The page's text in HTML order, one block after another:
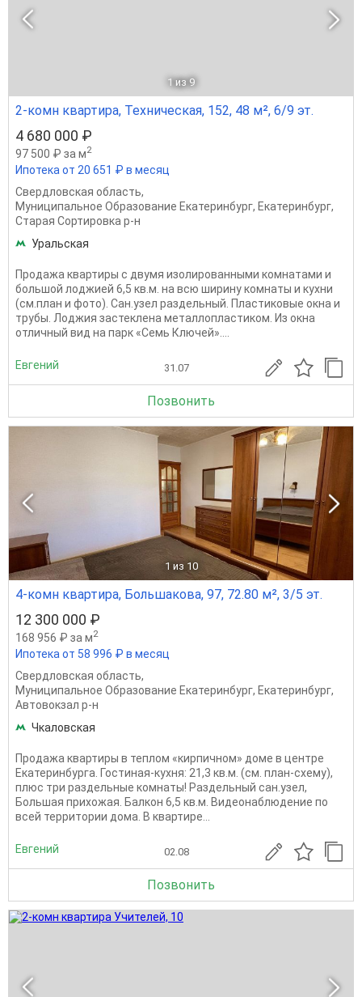
1 из 9
2-комн квартира, Техническая, 152, 48 м², 6/9 эт.
4 680 000 ₽
97 500 ₽ за м2
Ипотека от 20 651 ₽ в месяц
Свердловская область,
Муниципальное Образование Екатеринбург, Екатеринбург,
Старая Сортировка р-н
Уральская
Продажа квартиры с двумя изолированными комнатами и
большой лоджией 6,5 кв.м. на всю ширину комнаты и кухни
(см.план и фото). Сан.узел раздельный. Пластиковые окна и
трубы. Лоджия застеклена металлопластиком. Из окна
отличный вид на парк «Семь Ключей»....
Евгений 31.07
Позвонить
1 из 10
4-комн квартира, Большакова, 97, 72.80 м², 3/5 эт.
12 300 000 ₽
168 956 ₽ за м2
Ипотека от 58 996 ₽ в месяц
Свердловская область,
Муниципальное Образование Екатеринбург, Екатеринбург,
Автовокзал р-н
Чкаловская
Продажа квартиры в теплом «кирпичном» доме в центре
Екатеринбурга. Гостиная-кухня: 21,3 кв.м. (см. план-схему),
плюс три раздельные комнаты! Раздельный сан.узел,
Большая прихожая. Балкон 6,5 кв.м. Видеонаблюдение по
всей территории дома. В квартире...
Евгений 02.08
Позвонить